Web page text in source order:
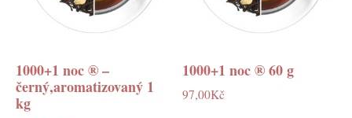
1000+1 noc ® –
černý,aromatizovaný 1
kg
1000+1 noc ® 60 g
97,00Kč